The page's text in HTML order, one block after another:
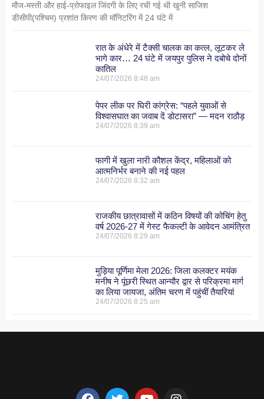
मौज-मस्ती और हाई-प्रोफाइल जिंदगी के लिए रची गई थी खूनी साजिश
डीसीपी(पश्चिम) प्रशांत किरण की मॉनिटरिंग में 24 घंटे में
रात के अंधेरे में टैक्सी चालक का कत्ल, लूटकर ले
भागे कार… 24 घंटे में जयपुर पुलिस ने दबोचे दोनों
कातिल
24/07/20268:48 am
पेपर लीक पर घिरी कांग्रेस: “पहले युवाओं से
विश्वासघात का जवाब दें डोटासरा” — मदन राठौड़
24/07/20268:39 am
फागी में खुला नारी कौशल केंद्र, महिलाओं को
आत्मनिर्भर बनाने की नई पहल
24/07/20268:32 am
राजकीय छात्रावासों में कठिन विषयों की कोचिंग हेतु
वर्ष 2026-27 में गेस्ट फैकल्टी के आवेदन आमंत्रित
24/07/20268:29 am
मुड़िया पूर्णिमा मेला 2026: जिला कलक्टर मयंक
मनीष ने पूंछरी स्थित आन्यौर द्वार से परिक्रमा मार्ग
का लिया जायजा, अंतिम चरण में पहुंचीं तैयारियां
24/07/20268:25 am